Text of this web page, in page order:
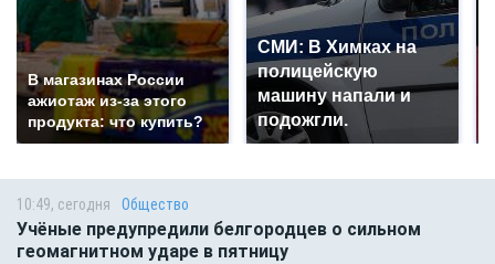
В магазинах России
ажиотаж из-за этого
продукта: что купить?
СМИ: В Химках на
полицейскую
машину напали и
подожгли.
10:49, сегодня Общество
Учёные предупредили белгородцев о сильном
геомагнитном ударе в пятницу